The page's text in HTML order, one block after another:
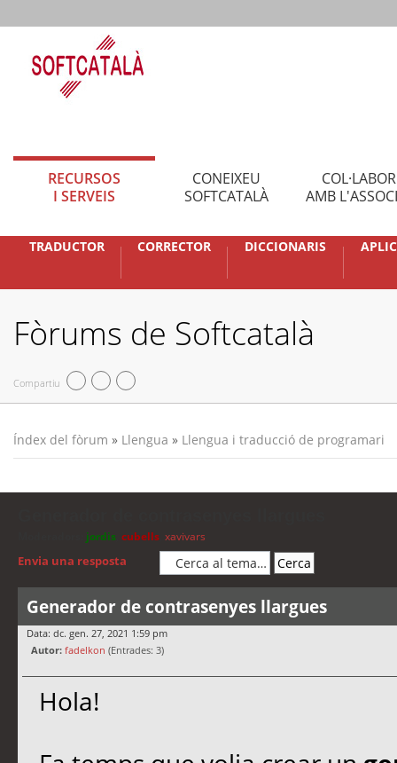
RECURSOS
I SERVEIS
CONEIXEU
SOFTCATALÀ
AMB
TRADUCTOR CORRECTOR DICCIONARIS
Fòrums de Softcatalà
Compartiu
Índex del fòrum » Llengua » Llengua i traducció de programari
jordis cubells xavivars
Envia una resposta
Generador de contrasenyes llargues
Data: dc. gen. 27, 2021 1:59 pm
Autor: fadelkon (Entrades: 3)
Hola!